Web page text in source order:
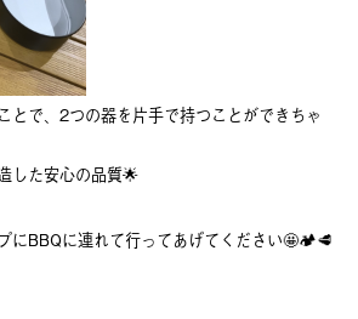
とで、2つの器を片手で持つことができちゃ
した安心の品質🌟
にBBQに連れて行ってあげてください🤩🏕🥩